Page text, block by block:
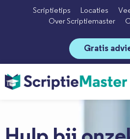
Scriptietips Locaties
Over Scriptiemaster
Gratis